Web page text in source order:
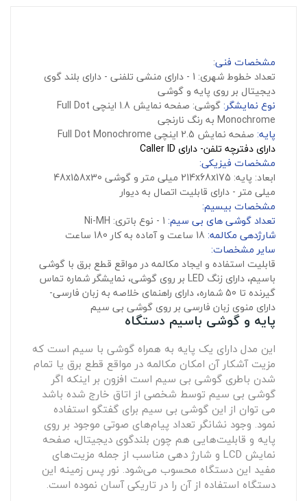
مشخصات فنی:
تعداد خطوط شهری: 1 - دارای منشی تلفنی - دارای بلند گوی
دیجیتال بر روی پایه و گوشی
نوع نمایشگر:
گوشی: صفحه نمایش 1.8 اینچی Full Dot
Monochrome به رنگ نارنجی
پایه: صفحه نمایش 2.5 اینچی Full Dot Monochrome
دارای دفترچه تلفن- دارای Caller ID
مشخصات فیزیکی:
ابعاد: پایه: 214x68x175 میلی متر و گوشی 48x158x30
میلی متر - دارای قابلیت اتصال به دیوار
مشخصات بیسیم:
تعداد گوشی های بی سیم:
شارژدهی مکالمه:
سایر مشخصات:
قابلیت استفاده و ایجاد مکالمه در مواقع قطع برق با گوشی
باسیم، دارای زنگ LED بر روی گوشی، نمایشگر شماره تماس
گیرنده تا 50 شماره، دارای راهنمای خلاصه به زبان فارسی-
دارای منوی زبان فارسی بر روی گوشی بی سیم
پایه و گوشی باسیم دستگاه
این مدل دارای یک پایه به همراه گوشی با سیم است که
مزیت آشکار آن امکان مکالمه در مواقع قطع برق یا تمام
شدن باطری گوشی بی سیم است افزون بر اینکه اگر
گوشی بی سیم توسط شخصی از اتاق خارج شده باشد
می توان از این گوشی بی سیم برای گفتگو استفاده
نمود. وجود نشانگر تعداد پیام‌های صوتی موجود بر روی
پایه و ‏قابلیت‌هایی هم چون بلندگوی دیجیتال، صفحه
نمایش ‏LCD‏ و شارژ دهی مناسب از جمله مزیت‌های
مفید این دستگاه محسوب ‏می‌شود. نور پس زمینه این
دستگاه استفاده از آن را در تاریکی آسان نموده است.